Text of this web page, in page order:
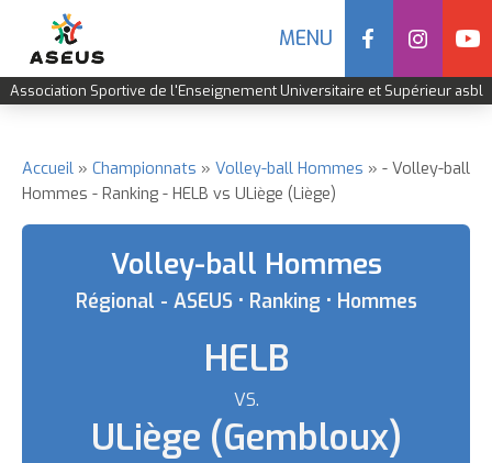
contenu
principal
Navigation
mobile
MENU Social
Association Sportive de l'Enseignement Universitaire et Supérieur asbl
Fil
d'Ariane
Accueil Championnats Volley-ball Hommes
- Volley-ball
Hommes - Ranking - HELB vs ULiège (Liège)
Volley-ball Hommes
Régional - ASEUS • Ranking • Hommes
HELB
VS.
Equipe
ULiège (Gembloux)